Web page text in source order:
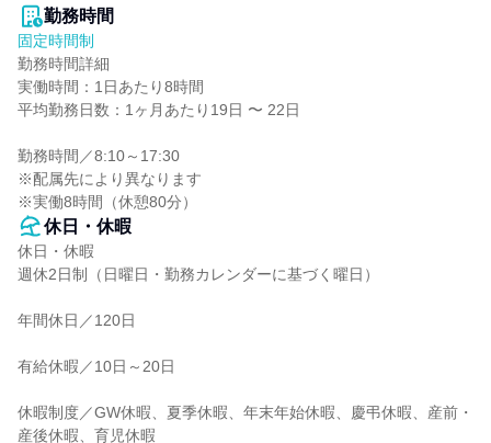
勤務時間
固定時間制
勤務時間詳細
実働時間：1日あたり8時間
平均勤務日数：1ヶ月あたり19日 〜 22日
勤務時間／8:10～17:30
※配属先により異なります
※実働8時間（休憩80分）
休日・休暇
休日・休暇
週休2日制（日曜日・勤務カレンダーに基づく曜日）
年間休日／120日
有給休暇／10日～20日
休暇制度／GW休暇、夏季休暇、年末年始休暇、慶弔休暇、産前・
産後休暇、育児休暇